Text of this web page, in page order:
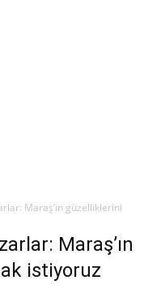
Maraş’ın güzelliklerini
Maraş’ın
istiyoruz